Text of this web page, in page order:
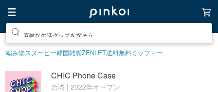
素敵な生活グッズを探そう
編み物スヌーピー韓国雑貨ZENLET送料無料ミッフィー
CHIC Phone Case
台湾 | 2022年オープン